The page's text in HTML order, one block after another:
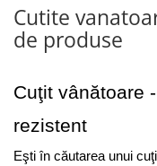
Cutite
de produse
Cuţit vânătoare
rezistent
Eşti în căutarea unui